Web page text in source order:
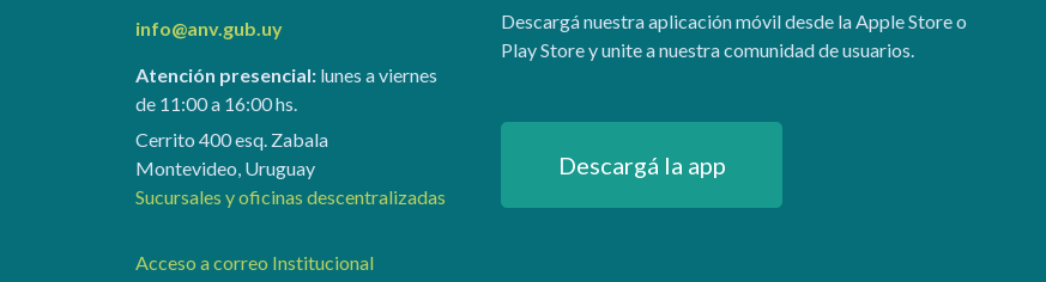
info@anv.gub.uy
Atención presencial:lunes a viernes
de 11:00 a 16:00 hs.
Cerrito 400 esq. Zabala
Montevideo, Uruguay
Sucursales y oficinas descentralizadas
Acceso a correo Institucional
Descargá nuestra aplicación móvil desde la Apple Store o
Play Store y unite a nuestra comunidad de usuarios.
Descargá la app